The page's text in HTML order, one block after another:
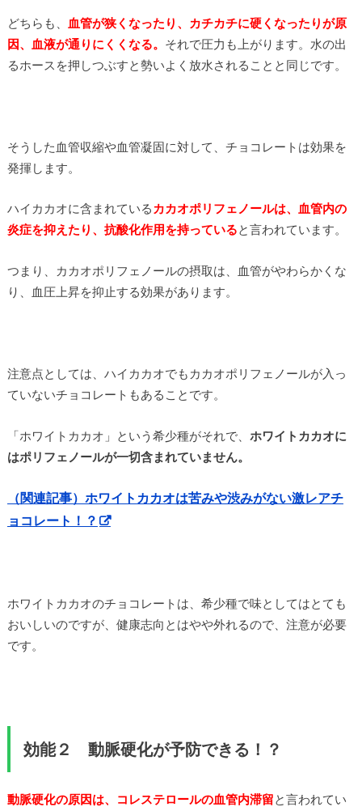
どちらも、
血管が狭くなったり、カチカチに硬くなったりが原
因、血液が通りにくくなる。 それで圧力も上がります。水の出
るホースを押しつぶすと勢いよく放水されることと同じです。
そうした血管収縮や血管凝固に対して、チョコレートは効果を
発揮します。
ハイカカオに含まれている カカオポリフェノールは、血管内の
炎症を抑えたり、抗酸化作用を持っていると言われています。
つまり、カカオポリフェノールの摂取は、血管がやわらかくな
り、血圧上昇を抑止する効果があります。
注意点としては、ハイカカオでもカカオポリフェノールが入っ
ていないチョコレートもあることです。
「ホワイトカカオ」という希少種がそれで、 ホワイトカカオに
はポリフェノールが一切含まれていません。
（関連記事）ホワイトカカオは苦みや渋みがない激レアチ
ョコレート！？
ホワイトカカオのチョコレートは、希少種で味としてはとても
おいしいのですが、健康志向とはやや外れるので、注意が必要
です。
効能２ 動脈硬化が予防できる！？
動脈硬化の原因は、コレステロールの血管内滞留と言われてい